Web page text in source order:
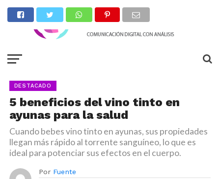
DESTACADO
5 beneficios del vino tinto en
ayunas para la salud
Cuando bebes vino tinto en ayunas, sus propiedades
llegan más rápido al torrente sanguíneo, lo que es
ideal para potenciar sus efectos en el cuerpo.
Por Fuente